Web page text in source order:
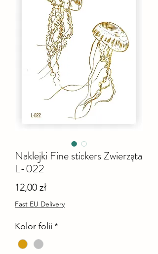
Naklejki Fine stiсkers Zwierzęta
L-022
12,00 złCena
Fast EU Delivery
Kolor folii *